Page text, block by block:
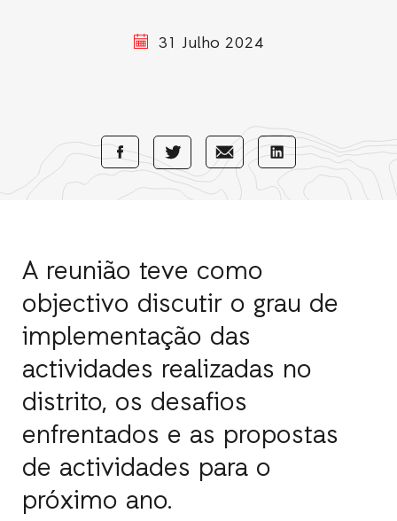
31 Julho 2024
Share
with
Share
with
Share
with
Share
with
A reunião teve como
objectivo discutir o grau de
implementação das
actividades realizadas no
distrito, os desafios
enfrentados e as propostas
de actividades para o
próximo ano.